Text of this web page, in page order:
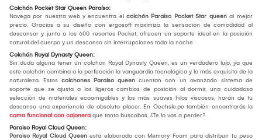
Colchón Pocket Star Queen Paraíso:
Navega por nuestra web y encuentra el colchón Paraiso Pocket Star queen al mejor
precio. Gracias a su diseño con ergosoft maximiza la sensación de comodidad al
descansar y junto a los 600 resortes Pocket, ofrecen un soporte ideal en la posición
natural del cuerpo y un descanso sin interrupciones toda la noche.
Colchón Royal Dynasty Queen:
Sin duda alguna tener un colchón Royal Dynasty Queen, es un verdadero lujo, ya que
este colchón combina a la perfección la vanguardia tecnológica y lo más exquisito de la
naturaleza. Estos colchones Paraíso queen cuentan con un avanzado sistema de
soporte que se ajusta a los ligeros cambios de posición al dormir, una cuidadosa
selección de materiales ecoamigables y los más suaves hilos viscosos, harán de tu
descanso una experiencia de absoluto placer. En Oechsle.pe también encontrarás la
cama funcional con cajonera que tanto buscabas. ¿Te lo vas a perder?.
Paraiso Royal Cloud Queen:
Paraiso Royal Cloud Queen está elaborado con Memory Foam para distribuir tu peso